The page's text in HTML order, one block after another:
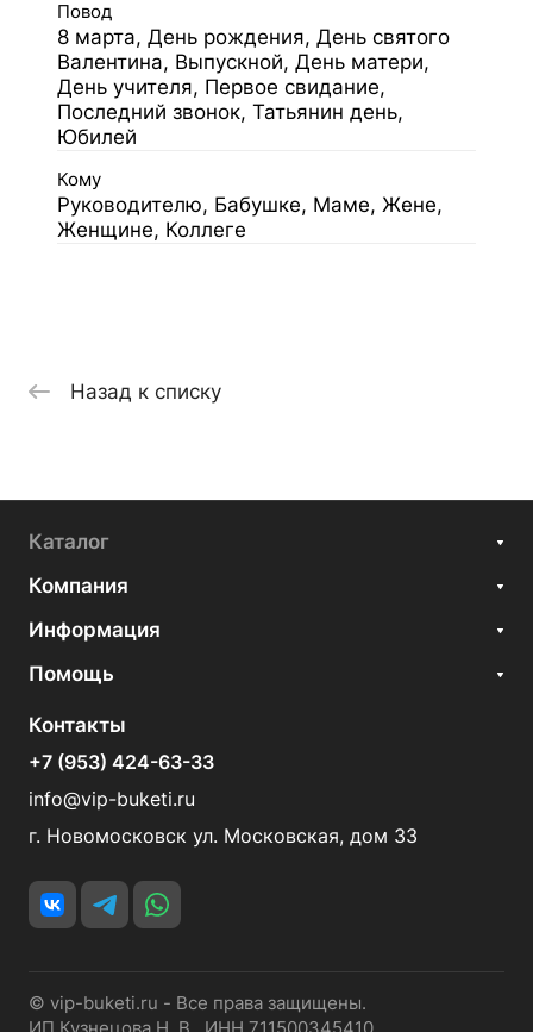
Повод
8 марта, День рождения, День святого
Валентина, Выпускной, День матери,
День учителя, Первое свидание,
Последний звонок, Татьянин день,
Юбилей
Кому
Руководителю, Бабушке, Маме, Жене,
Женщине, Коллеге
Назад к списку
Каталог
Компания
Информация
Помощь
Контакты
+7 (953) 424-63-33
info@vip-buketi.ru
г. Новомосковск ул. Московская, дом 33
© vip-buketi.ru - Все права защищены.